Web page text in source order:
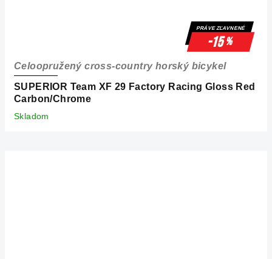
PRÁVE ZĽAVNENÉ
-15%
SUPERIOR Team XF 29 Factory Racing Gloss Red
Carbon/Chrome
Celoopružený cross-country horský bicykel
Skladom